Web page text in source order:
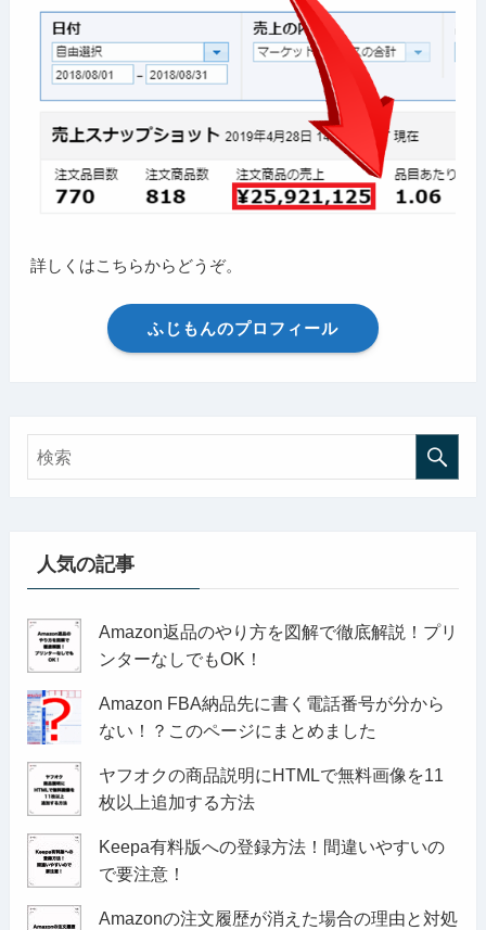
詳しくはこちらからどうぞ。
ふじもんのプロフィール
人気の記事
Amazon返品のやり方を図解で徹底解説！プリ
ンターなしでもOK！
Amazon FBA納品先に書く電話番号が分から
ない！？このページにまとめました
ヤフオクの商品説明にHTMLで無料画像を11
枚以上追加する方法
Keepa有料版への登録方法！間違いやすいの
で要注意！
Amazonの注文履歴が消えた場合の理由と対処